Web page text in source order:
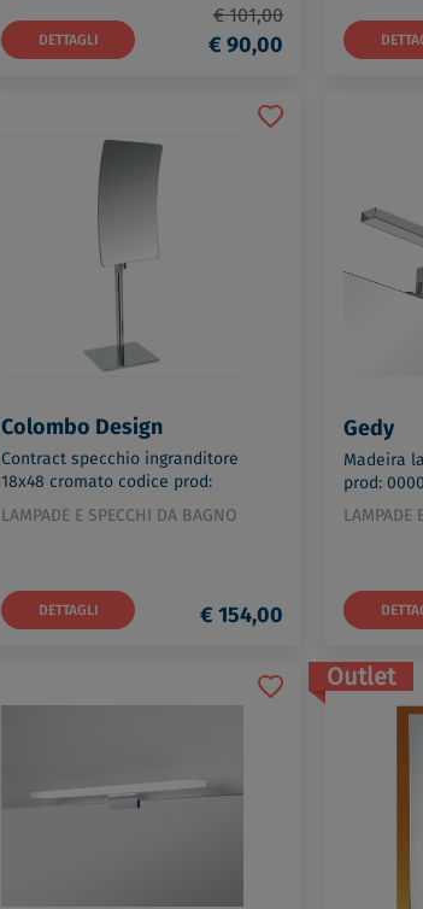
DETTAGLI
€ 101,00
€ 90,00
Colombo Design
Contract specchio ingranditore
18x48 cromato codice prod:
B97530CR
LAMPADE E SPECCHI DA BAGNO
DETTAGLI € 154,00
Gedy
Madeira
prod:
LAMPADE
Outlet